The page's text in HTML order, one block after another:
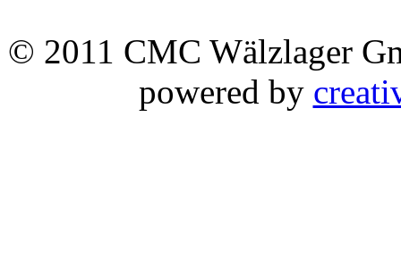
© 2011 CMC Wälzlager
powered by